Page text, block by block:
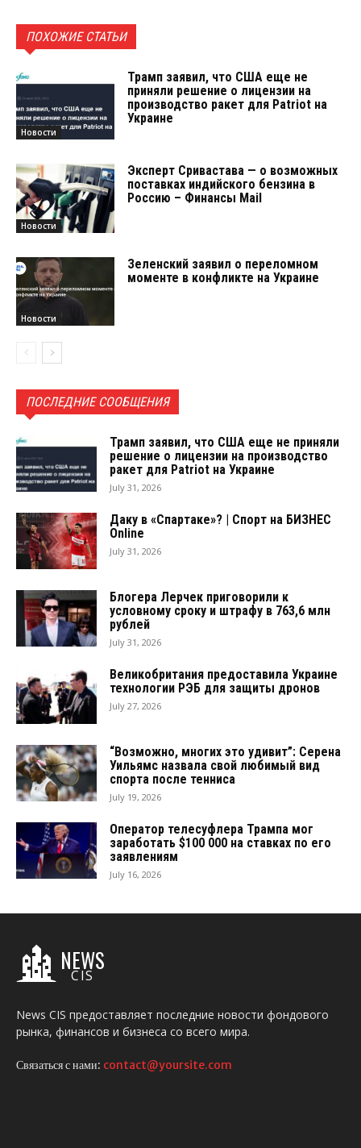
ПОХОЖИЕ СТАТЬИ
Новости
Трамп заявил, что США еще не
приняли решение о лицензии на
производство ракет для Patriot на
Украине
Новости
Эксперт Сривастава — о возможных
поставках индийского бензина в
Россию – Финансы Mail
Новости
Зеленский заявил о переломном
моменте в конфликте на Украине
ПОСЛЕДНИЕ СООБЩЕНИЯ
Трамп заявил, что США еще не приняли
решение о лицензии на производство
ракет для Patriot на Украине
July 31, 2026
Даку в «Спартаке»? | Спорт на БИЗНЕС
Online
July 31, 2026
Блогера Лерчек приговорили к
условному сроку и штрафу в 763,6 млн
рублей
July 31, 2026
Великобритания предоставила Украине
технологии РЭБ для защиты дронов
July 27, 2026
“Возможно, многих это удивит”: Серена
Уильямс назвала свой любимый вид
спорта после тенниса
July 19, 2026
Оператор телесуфлера Трампа мог
заработать $100 000 на ставках по его
заявлениям
July 16, 2026
NEWS
CIS
News CIS предоставляет последние новости фондового
рынка, финансов и бизнеса со всего мира.
Связаться с нами: contact@yoursite.com